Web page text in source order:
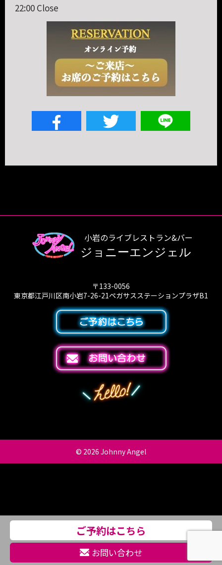
22:00 Close
小岩のライブレストラン&バー
ジョニーエンジェル
〒133-0056
東京都江戸川区南小岩7-26-21ペガサスステーションプラザB1
© 2026 Johnny Angel
ご予約はこちら
お問い合わせ